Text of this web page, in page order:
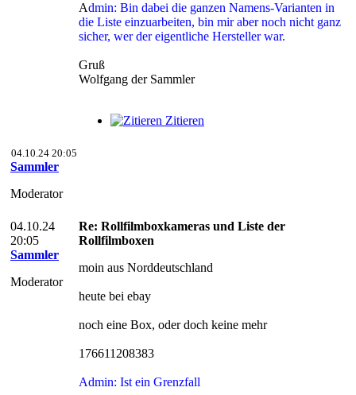
Admin: Bin dabei die ganzen Namens-Varianten in
die Liste einzuarbeiten, bin mir aber noch nicht ganz
sicher, wer der eigentliche Hersteller war.
Gruß
Wolfgang der Sammler
Zitieren
04.10.24 20:05
Sammler
Moderator
04.10.24
20:05
Sammler
Moderator
Re: Rollfilmboxkameras und Liste der
Rollfilmboxen
moin aus Norddeutschland
heute bei ebay
noch eine Box, oder doch keine mehr
176611208383
Admin: Ist ein Grenzfall